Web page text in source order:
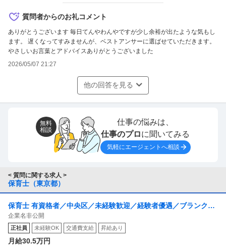
が本音です。
一年目の時に見ていた5人を卒園式で見送ることを夢見て
いのではないかと思います。
なりたい保育士、わたしの思う保育の理想から自分の姿、
感情が先に出てしまいまとまりのない文章で申し訳ありま
質問者からのお礼コメント
ありがとうございます 毎日てんやわんやですが少し余裕が出たような気もし
ます。 遅くなってすみませんが、ベストアンサーに選ばせていただきます。
やさしいお言葉とアドバイスありがとうございました
2026/05/07 21:27
他の回答を見る
無料
相談
仕事の悩みは、
仕事のプロに聞いてみる
気軽にエージェントへ相談
< 質問に関する求人 >
保育士（東京都）
保育士 有資格者／中央区／未経験歓迎／経験者優遇／ブランクO
K
企業名非公開
正社員 未経験OK 交通費支給 昇給あり
月給30.5万円